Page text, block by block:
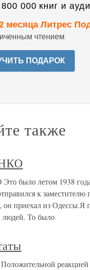
000 книг и
месяца Литрес
чтением
ПОДАРОК
также
было летом 1938
к
приехал из Одессы.Я
людей. То было
Положительной